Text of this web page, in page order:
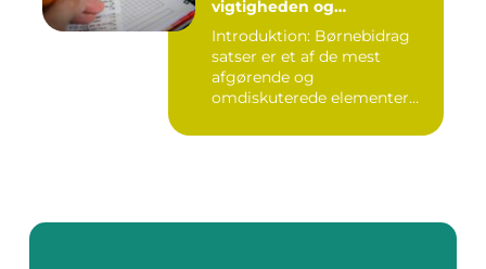
vigtigheden og
Introduktion: Børnebidrag
satser er et af de mest
afgørende og
omdiskuterede elementer